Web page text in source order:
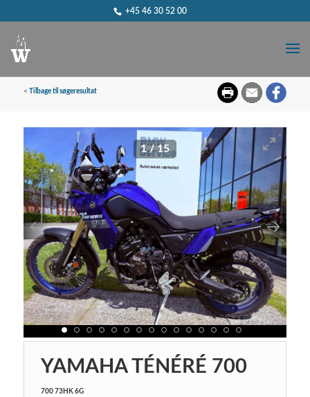
+45 46 30 52 00
< Tilbage til søgeresultat
1/15
YAMAHA TÉNÉRÉ 700
700 73HK 6G